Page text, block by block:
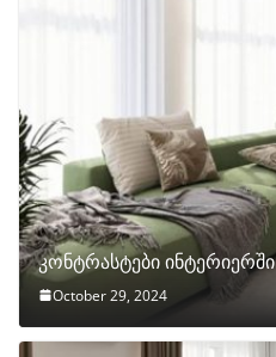
კონტრასტები ინტერიერში
October 29, 2024